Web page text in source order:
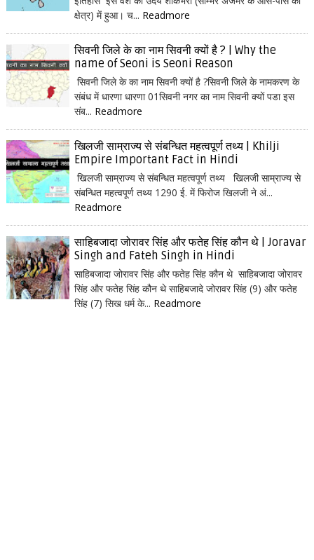
क्षेत्र) में हुआ। च... Readmore
सिवनी जिले के का नाम सिवनी क्यों है ? | Why the
name of Seoni is Seoni Reason
सिवनी जिले के का नाम सिवनी क्यों है ?सिवनी जिले के नामकरण के
संबंध में धारणा धारणा 01सिवनी नगर का नाम सिवनी क्यों पडा इस
संब... Readmore
खिलजी साम्राज्य से संबन्धित महत्वपूर्ण तथ्य | Khilji
Empire Important Fact in Hindi
खिलजी साम्राज्य से संबन्धित महत्वपूर्ण तथ्य खिलजी साम्राज्य से
संबन्धित महत्वपूर्ण तथ्य 1290 ई. में फिरोज खिलजी ने अं...
Readmore
साहिबजादा जोरावर सिंह और फतेह सिंह कौन थे | Joravar
Singh and Fateh Singh in Hindi
साहिबजादा जोरावर सिंह और फतेह सिंह कौन थे साहिबजादा जोरावर
सिंह और फतेह सिंह कौन थे साहिबजादे जोरावर सिंह (9) और फतेह
सिंह (7) सिख धर्म के... Readmore